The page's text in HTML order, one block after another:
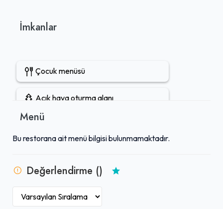
İmkanlar
Çocuk menüsü
Açık hava oturma alanı
Menü
Bu restorana ait menü bilgisi bulunmamaktadır.
Değerlendirme ()